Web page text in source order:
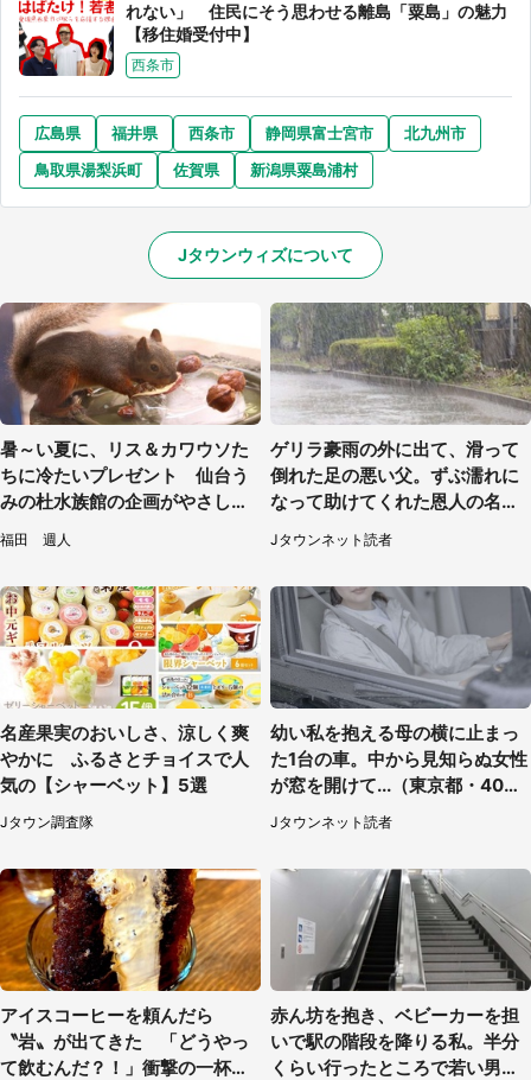
れない」 住民にそう思わせる離島「粟島」の魅力
【移住婚受付中】
西条市
広島県 福井県 西条市 静岡県富士宮市
北九州市
鳥取県湯梨浜町
佐賀県 新潟県粟島浦村
Jタウンウィズについて
暑～い夏に、リス＆カワウソた
ちに冷たいプレゼント 仙台う
みの杜水族館の企画がやさしい
【7／31～8／23】
福田 週人
ゲリラ豪雨の外に出て、滑って
倒れた足の悪い父。ずぶ濡れに
なって助けてくれた恩人の名前
Jタウンネット読者
名産果実のおいしさ、涼しく爽
やかに ふるさとチョイスで人
気の【シャーベット】5選
Jタウン調査隊
幼い私を抱える母の横に止まっ
た1台の車。中から見知らぬ女性
が窓を開けて...（東京都・40代
Jタウンネット読者
アイスコーヒーを頼んだら
〝岩〟が出てきた 「どうやっ
て飲むんだ？！」衝撃の一杯が
赤ん坊を抱き、ベビーカーを担
いで駅の階段を降りる私。半分
くらい行ったところで若い男性